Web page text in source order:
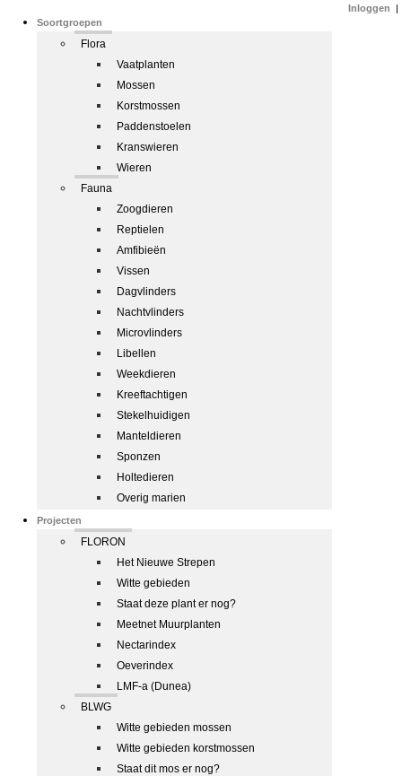
Soortgroepen
Flora
Vaatplanten
Mossen
Korstmossen
Paddenstoelen
Kranswieren
Wieren
Fauna
Zoogdieren
Reptielen
Amfibieën
Vissen
Dagvlinders
Nachtvlinders
Microvlinders
Libellen
Weekdieren
Kreeftachtigen
Stekelhuidigen
Manteldieren
Sponzen
Holtedieren
Overig marien
Projecten
FLORON
Het Nieuwe Strepen
Witte gebieden
Staat deze plant er nog?
Meetnet Muurplanten
Nectarindex
Oeverindex
LMF-a (Dunea)
BLWG
Witte gebieden mossen
Witte gebieden korstmossen
Staat dit mos er nog?
Inloggen |